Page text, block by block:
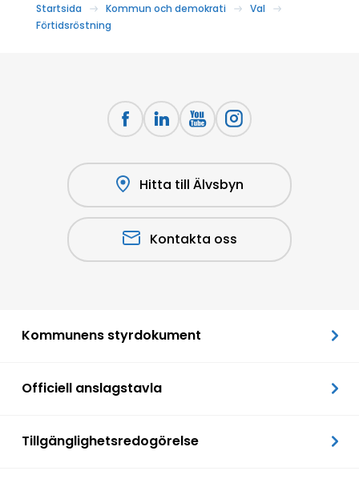
Startsida Kommun och demokrati
Val
Förtidsröstning
Hitta till Älvsbyn
Kontakta oss
Kommunens styrdokument
Officiell anslagstavla
Tillgänglighetsredogörelse